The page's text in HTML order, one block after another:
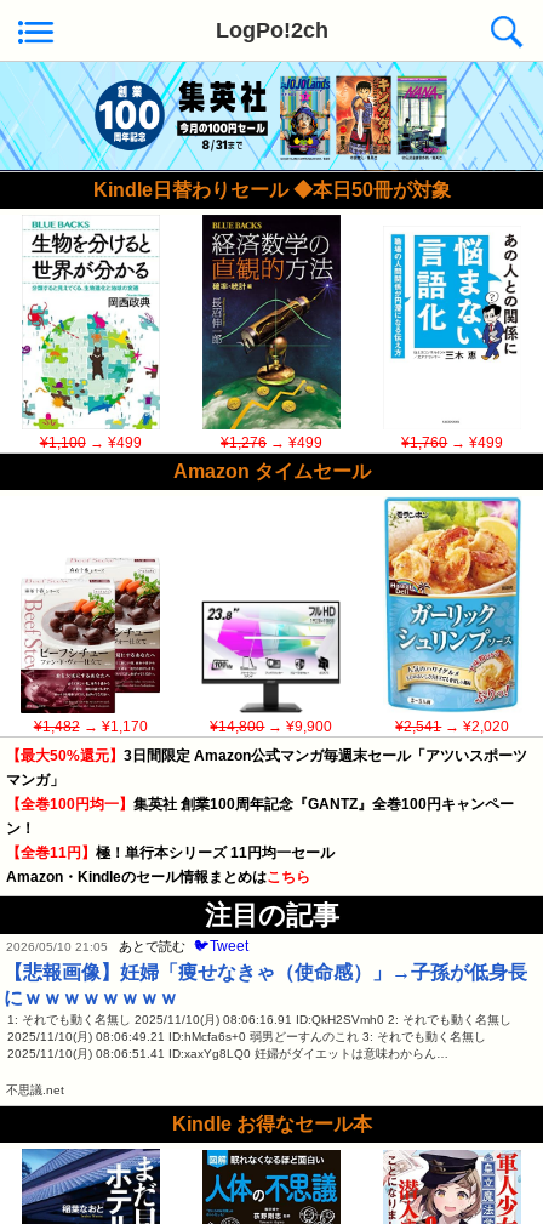
LogPo!2ch
Kindle日替わりセール ◆本日50冊が対象
¥1,100→ ¥499 ¥1,276→ ¥499 ¥1,760→ ¥499
Amazon タイムセール
¥1,482→ ¥1,170 ¥14,800→ ¥9,900 ¥2,541→ ¥2,020
【最大50%還元】 3日間限定 Amazon公式マンガ毎週末セール「アツいスポーツ
マンガ」
【全巻100円均一】 集英社 創業100周年記念『GANTZ』全巻100円キャンペー
ン！
【全巻11円】 極！単行本シリーズ 11円均一セール
Amazon・Kindleのセール情報まとめはこちら
注目の記事
2026/05/10 21:05 あとで読む 🐦Tweet
【悲報画像】妊婦「痩せなきゃ（使命感）」→子孫が低身長
にｗｗｗｗｗｗｗｗ
1: それでも動く名無し 2025/11/10(月) 08:06:16.91 ID:QkH2SVmh0 2: それでも動く名無し
2025/11/10(月) 08:06:49.21 ID:hMcfa6s+0 弱男どーすんのこれ 3: それでも動く名無し
2025/11/10(月) 08:06:51.41 ID:xaxYg8LQ0 妊婦がダイエットは意味わからん…
不思議.net
Kindle お得なセール本